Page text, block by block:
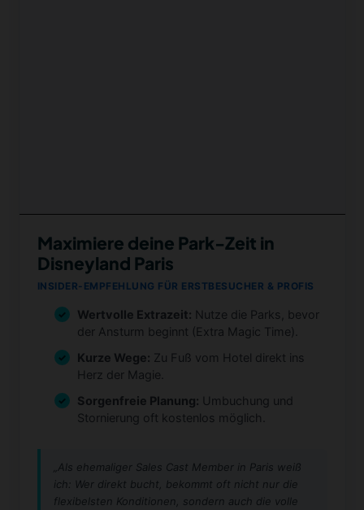
Maximiere deine Park-Zeit in
Disneyland Paris
INSIDER-EMPFEHLUNG FÜR ERSTBESUCHER & PROFIS
Wertvolle Extrazeit: Nutze die Parks, bevor
der Ansturm beginnt (Extra Magic Time).
Kurze Wege: Zu Fuß vom Hotel direkt ins
Herz der Magie.
Sorgenfreie Planung: Umbuchung und
Stornierung oft kostenlos möglich.
„Als ehemaliger Sales Cast Member in Paris weiß
ich: Wer direkt bucht, bekommt oft nicht nur die
flexibelsten Konditionen, sondern auch die volle